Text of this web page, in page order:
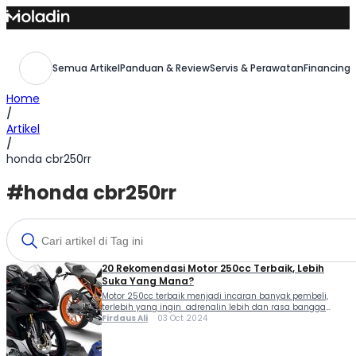
Skip
to
Semua ArtikelPanduan & ReviewServis & Perawatan
Home
/
Artikel
/
honda cbr250rr
#honda cbr250rr
20 Rekomendasi Motor 250cc Terbaik, Lebih
Suka Yang Mana?
Motor 250cc terbaik menjadi incaran banyak pembeli,
terlebih yang ingin adrenalin lebih dan rasa bangga
memilikinya. Soal harga, memang agak mahal. Walau
Firdaus Ali 03 Oct 2024